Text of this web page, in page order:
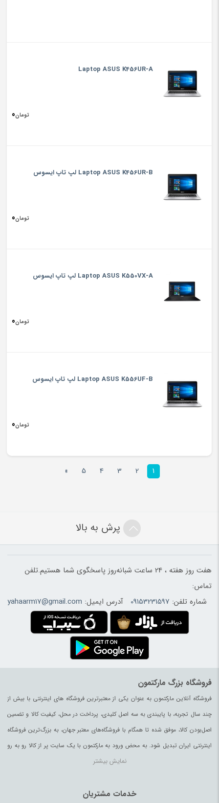
Laptop ASUS K456UR-A
تومان0
Laptop ASUS K456UR-B لپ تاپ ایسوس
تومان0
Laptop ASUS K550VX-A لپ تاپ ایسوس
تومان0
Laptop ASUS K556UF-B لپ تاپ ایسوس
تومان0
1
2
3
4
5
»
پرش به بالا
هفت روز هفته ، 24 ساعت شبانه‌روز پاسخگوی شما هستیم.تلفن
تماس:
شماره تلفن: 09153231597 آدرس ایمیل: yahaarm17@gmail.com
فروشگاه بزرگ مارکتمون
فروشگاه آنلاین مارکتمون به عنوان یکی از معتبرترین فروشگاه های اینترنتی با بیش از
چند سال تجربه، با پایبندی به سه اصل کلیدی، پرداخت در محل، کیفیت کالا و تضمین
اصل‌بودن کالا، موفق شده تا همگام با فروشگاه‌های معتبر جهان، به بزرگ‌ترین فروشگاه
اینترنتی ایران تبدیل شود. به محض ورود به مارکتمون با یک سایت پر از کالا رو به رو
می‌شوید. هر آنچه که نیاز دارید و به ذهن شما خطور می‌کند در اینجا پیدا خواهید کرد.
نمایش بیشتر
خدمات مشتریان